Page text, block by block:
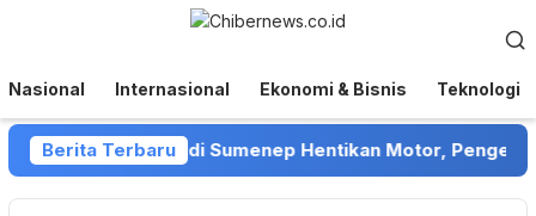
Nasional Internasional Ekonomi & Bisnis Teknologi
Berita Terbaru
Debt Collector di Sumenep Hentikan Motor, Pengendara